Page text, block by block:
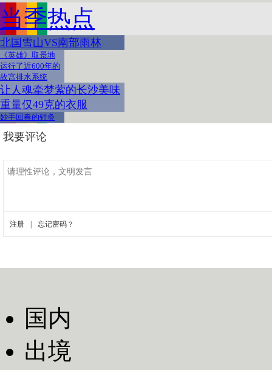
当季热点
北国雪山VS南部雨林
《英雄》取景地
运行了近600年的
故宫排水系统
让人魂牵梦萦的长沙美味
重量仅49克的衣服
妙手回春的针灸
国内
出境